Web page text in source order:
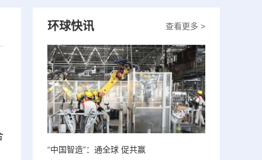
查看更多 >
环球快讯
“中国智造”：通全球 促共赢